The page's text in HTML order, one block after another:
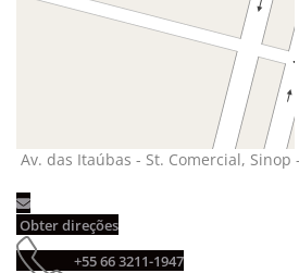
Av. das Itaúbas - St. Comercial, Sinop
Obter direções
+55 66 3211-1947